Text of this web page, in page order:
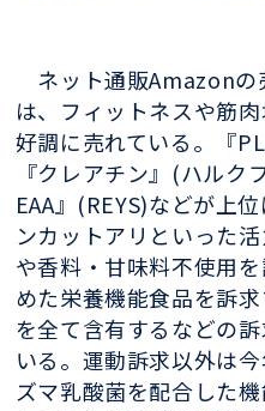
ネット通販Amazonの
は、フィットネスや筋
好調に売れている。『
『クレアチン』(ハルク
EAA』(REYS)などが上
ンカットアリといった
や香料・甘味料不使用
めた栄養機能食品を訴
を全て含有するなどの
いる。運動訴求以外は
ズマ乳酸菌を配合した